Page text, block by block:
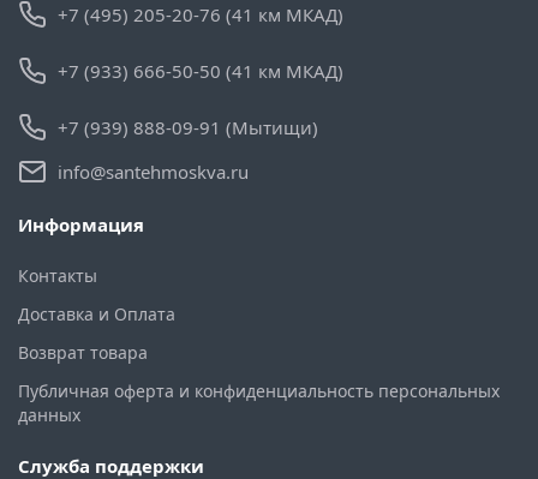
+7 (495) 205-20-76 (41 км МКАД)
+7 (933) 666-50-50 (41 км МКАД)
+7 (939) 888-09-91 (Мытищи)
info@santehmoskva.ru
Информация
Контакты
Доставка и Оплата
Возврат товара
Публичная оферта и конфиденциальность персональных
данных
Служба поддержки